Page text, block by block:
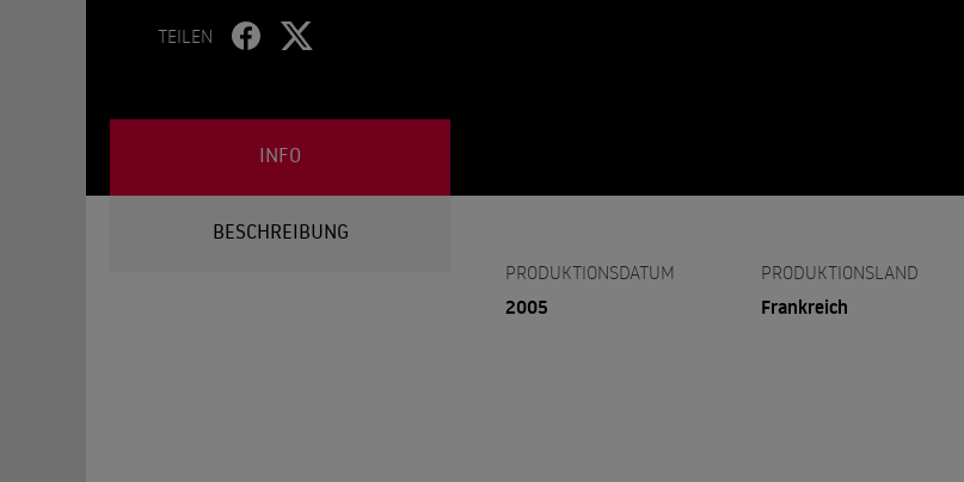
TEILEN
INFO
BESCHREIBUNG
PRODUKTIONSDATUM
2005
PRODUKTIONSLAND
Frankreich